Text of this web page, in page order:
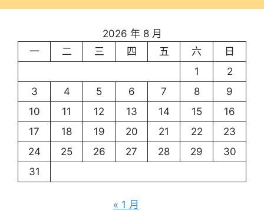
2026 年 8 月
一
二 三 四 五 六
日
1
2
3
4 5 6 7 8
9
10
11 12 13 14 15
16
17
18 19 20 21 22
23
24
25 26 27 28 29
30
31
« 1 月